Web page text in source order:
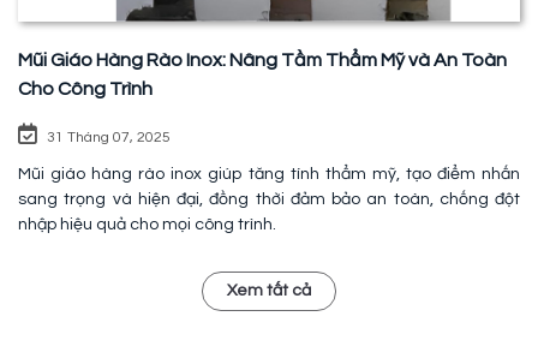
Mũi Giáo Hàng Rào Inox: Nâng Tầm Thẩm Mỹ và An Toàn
Cho Công Trình
31 Tháng 07, 2025
Mũi giáo hàng rào inox giúp tăng tính thẩm mỹ, tạo điểm nhấn
sang trọng và hiện đại, đồng thời đảm bảo an toàn, chống đột
nhập hiệu quả cho mọi công trình.
Xem tất cả